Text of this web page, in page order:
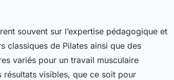
souvent sur l’expertise pédagogique et
classiques de Pilates ainsi que des
variés pour un travail musculaire
résultats visibles, que ce soit pour